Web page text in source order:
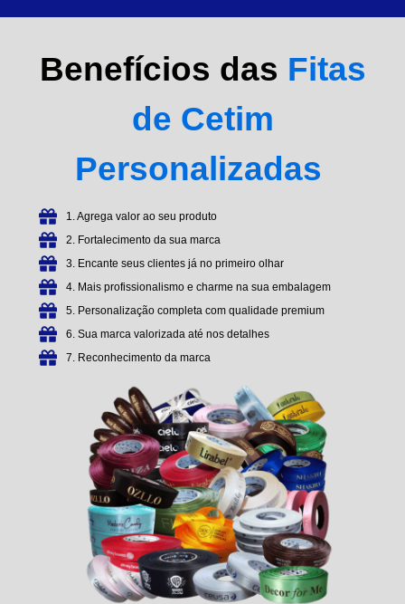
Benefícios das Fitas
de Cetim
Personalizadas
1. Agrega valor ao seu produto
2. Fortalecimento da sua marca
3. Encante seus clientes já no primeiro olhar
4. Mais profissionalismo e charme na sua embalagem
5. Personalização completa com qualidade premium
6. Sua marca valorizada até nos detalhes
7. Reconhecimento da marca